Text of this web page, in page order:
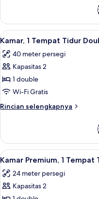
Double
Kamar
Keluarga,
2
Tidur
Double
Lihat
semua
foto
untuk
Kamar,
1
Tempat
Tidur
akses
difabel
3
Kamar, 1 Tempat Tidur
40 meter persegi
Kapasitas 2
1 double
Wi-Fi Gratis
Rincian selengkapnya
Rincian
Kamar,
Tempat
Double,
akses
Lihat
semua
foto
untuk
4
Kamar Premium, 1 Tempat
24 meter persegi
Kapasitas 2